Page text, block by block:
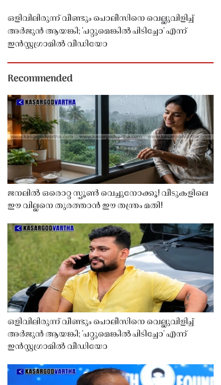
ഒളിവിലിരുന്ന് വീണ്ടും പൊലീസിനെ വെല്ലുവിളിച്ച്
അർജുൻ ആയങ്കി; 'പറ്റുമെങ്കിൽ പിടിച്ചോ' എന്ന്
ഇൻസ്റ്റഗ്രാമിൽ വീഡിയോ
Recommended
ജനലിൽ ഒരൊറ്റ സ്പൂൺ വെച്ചുനോക്കൂ! വീടുകളിലെ
ഈ വില്ലനെ തുരത്താൻ ഈ തന്ത്രം മതി!
ഒളിവിലിരുന്ന് വീണ്ടും പൊലീസിനെ വെല്ലുവിളിച്ച്
അർജുൻ ആയങ്കി; 'പറ്റുമെങ്കിൽ പിടിച്ചോ' എന്ന്
ഇൻസ്റ്റഗ്രാമിൽ വീഡിയോ